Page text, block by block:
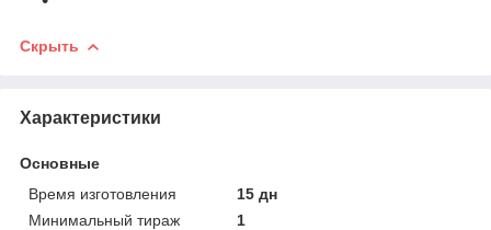
Скрыть
Характеристики
Основные
Время изготовления
15 дн
Минимальный тираж
1